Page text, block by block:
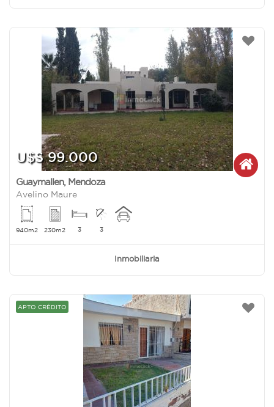
U$S 99.000
Guaymallen, Mendoza
Avelino Maure
940m2 230m2 3 3
Inmobiliaria
APTO CRÉDITO